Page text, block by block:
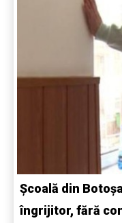
Școală din
îngrijitor, fără